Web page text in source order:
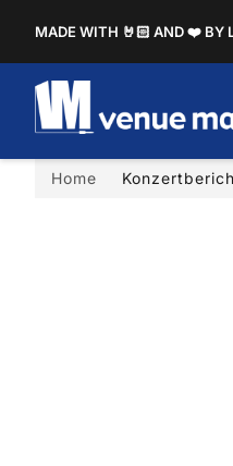
MADE WITH 🤘🏻 AND ❤️ BY
Home